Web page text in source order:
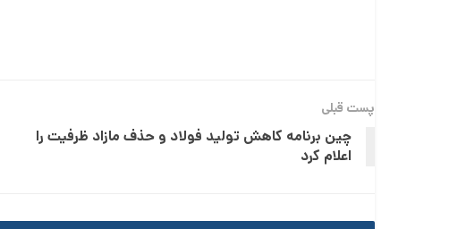
پست قبلی
چین برنامه کاهش تولید فولاد و حذف مازاد ظرفیت را
اعلام کرد